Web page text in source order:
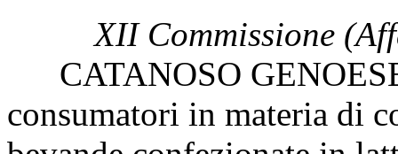
XII Commissione
CATANOSO
consumatori in materia di